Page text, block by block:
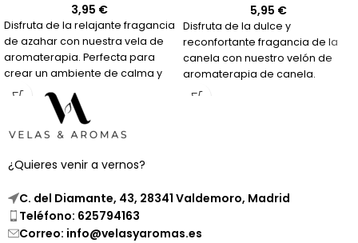
3,95 €
Disfruta de la relajante fragancia
de azahar con nuestra vela de
aromaterapia. Perfecta para
crear un ambiente de calma y
tranquilidad en tu hogar.
5,95 €
Disfruta de la dulce y
reconfortante fragancia de la
canela con nuestro velón de
aromaterapia de canela.
Perfecto para sesiones de
¿Quieres venir a vernos?
C. del Diamante, 43, 28341 Valdemoro, Madrid
Teléfono: 625794163
Correo: info@velasyaromas.es